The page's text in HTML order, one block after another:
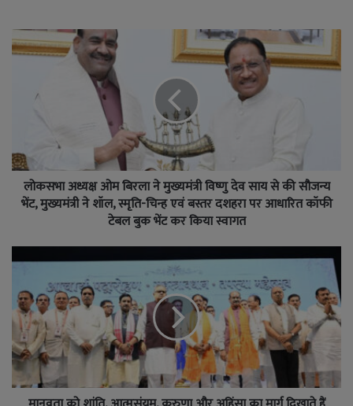
लोकसभा अध्यक्ष ओम बिरला ने मुख्यमंत्री विष्णु देव साय से की सौजन्य
भेंट, मुख्यमंत्री ने शॉल, स्मृति-चिन्ह एवं बस्तर दशहरा पर आधारित कॉफी
टेबल बुक भेंट कर किया स्वागत